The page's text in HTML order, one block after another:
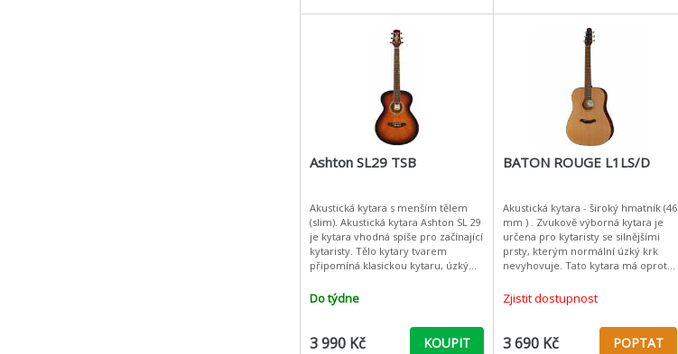
Ashton SL29 TSB
Akustická kytara s menším tělem
(slim). Akustická kytara Ashton SL 29
je kytara vhodná spíše pro začínající
kytaristy. Tělo kytary tvarem
připomíná klasickou kytaru, úzký
všech polohách. Kyt
Do týdne
3 990 Kč KOUPIT
BATON ROUGE L1LS/D
Akustická kytara - široký hmatník (46
mm ) . Zvukově výborná kytara je
určena pro kytaristy se silnějšími
prsty, kterým normální úzký krk
nevyhovuje. Tato kytara má oproti
mm (nultý praž
Zjistit dostupnost
3 690 Kč POPTAT